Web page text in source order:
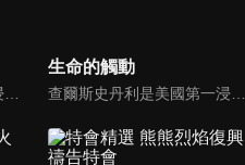
生命的觸動
查爾斯史丹利是美國第一浸信會的榮譽牧師，也是In Touch Ministries（生命的觸動）的創始人，更是紐約時報暢銷書作家。